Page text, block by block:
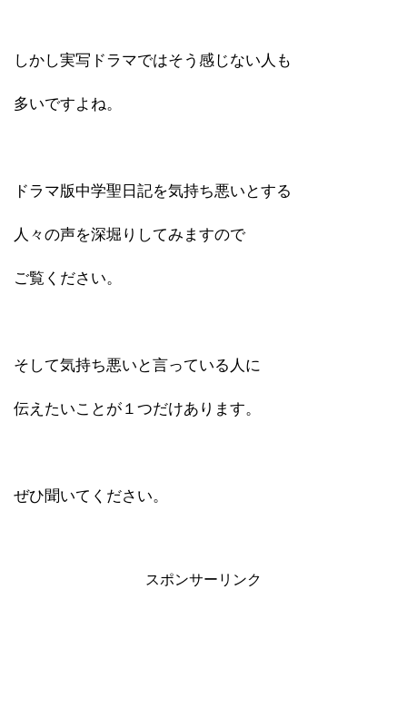
しかし実写ドラマではそう感じない人も
多いですよね。
ドラマ版中学聖日記を気持ち悪いとする
人々の声を深堀りしてみますので
ご覧ください。
そして気持ち悪いと言っている人に
伝えたいことが１つだけあります。
ぜひ聞いてください。
スポンサーリンク